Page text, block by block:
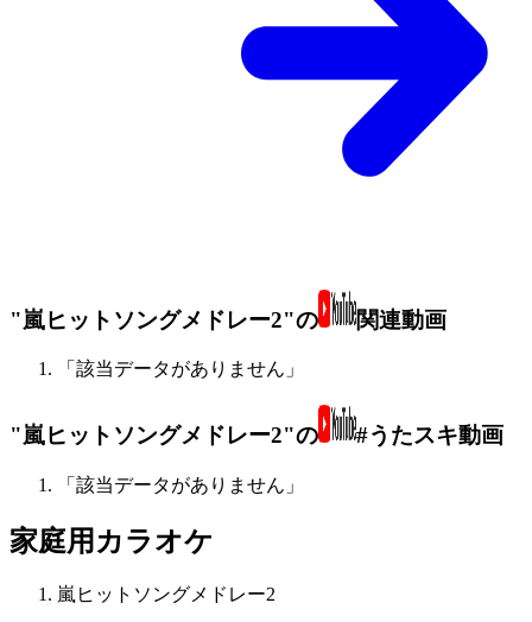
"嵐ヒットソングメドレー2"の 関連動画
「該当データがありません」
"嵐ヒットソングメドレー2"の #うたスキ動画
「該当データがありません」
家庭用カラオケ
嵐ヒットソングメドレー2